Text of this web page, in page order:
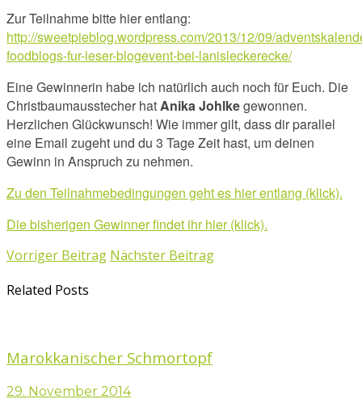
Zur Teilnahme bitte hier entlang:
http://sweetpieblog.wordpress.com/2013/12/09/
foodblogs-fur-leser-blogevent-bei-lanisleckerecke/
Eine Gewinnerin habe ich natürlich auch noch für Euch. Die
Christbaumausstecher hatAnika Johlkegewonnen.
Herzlichen Glückwunsch! Wie immer gilt, dass dir parallel
eine Email zugeht und du 3 Tage Zeit hast, um deinen
Gewinn in Anspruch zu nehmen.
Zu den Teilnahmebedingungen geht es hier entlang (klick).
Die bisherigen Gewinner findet ihr hier (klick).
Vorriger Beitrag Nächster Beitrag
Related Posts
Marokkanischer Schmortopf
29. November 2014